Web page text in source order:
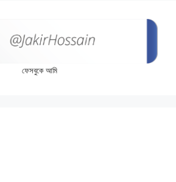
ফেসবুকে আমি